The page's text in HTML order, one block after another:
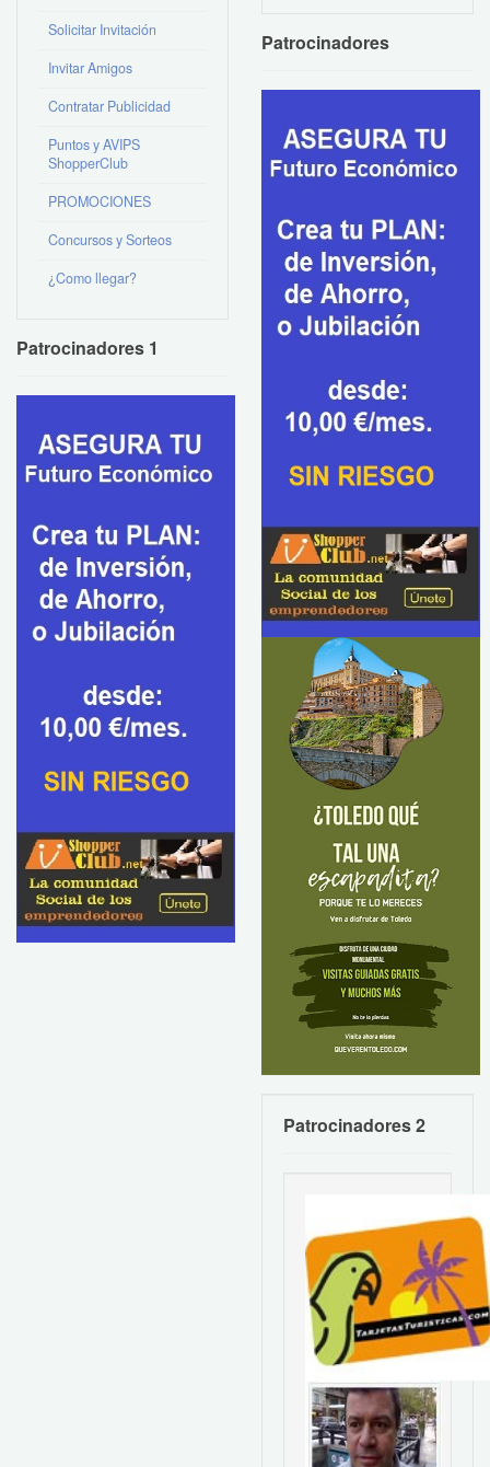
Solicitar Invitación
Invitar Amigos
Contratar Publicidad
Puntos y AVIPS
ShopperClub
PROMOCIONES
Concursos y Sorteos
¿Como llegar?
Patrocinadores 1
Patrocinadores
Patrocinadores 2